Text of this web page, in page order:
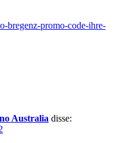
bregenz-promo-code-ihre-
Australia disse: